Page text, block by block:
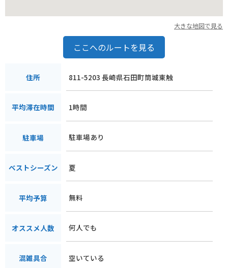
大きな地図で見る
ここへのルートを見る
住所 811-5203 長崎県石田町筒城東触
平均滞在時間 1時間
駐車場 駐車場あり
ベストシーズン 夏
平均予算 無料
オススメ人数 何人でも
混雑具合 空いている